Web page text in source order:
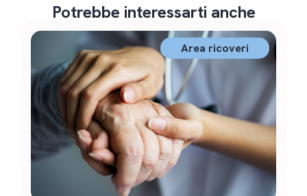
Potrebbe interessarti anche
Area ricoveri